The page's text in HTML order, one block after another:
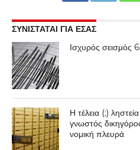
ΣΥΝΙΣΤΑΤΑΙ ΓΙΑ ΕΣΑΣ
Ισχυρός σεισμός
Η τέλεια (;)
γνωστός
νομική πλευρά